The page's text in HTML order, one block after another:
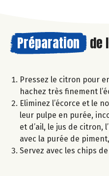
Préparation de
Pressez le citron pour
hachez très finement
Eliminez l’écorce et le
leur pulpe en purée,
et d’ail, le jus de citron,
avec la purée de
Servez avec les chips